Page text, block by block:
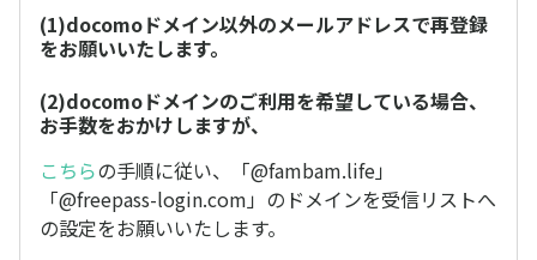
(1)docomoドメイン以外のメールアドレスで再登録
をお願いいたします。
(2)docomoドメインのご利用を希望している場合、
お手数をおかけしますが、
こちらの手順に従い、「@fambam.life」
「@freepass-login.com」のドメインを受信リストへ
の設定をお願いいたします。